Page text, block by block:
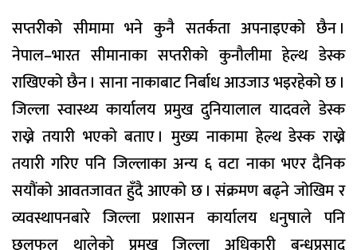
सप्तरीको सीमामा भने कुनै सतर्कता अपनाइएको छैन ।
नेपाल–भारत सीमानाका सप्तरीको कुनौलीमा हेल्थ डेस्क
राखिएको छैन । साना नाकाबाट निर्बाध आउजाउ भइरहेको छ ।
जिल्ला स्वास्थ्य कार्यालय प्रमुख दुनियालाल यादवले डेस्क
राख्ने तयारी भएको बताए । मुख्य नाकामा हेल्थ डेस्क राख्ने
तयारी गरिए पनि जिल्लाका अन्य ६ वटा नाका भएर दैनिक
सयौंको आवतजावत हुँदै आएको छ । संक्रमण बढ्ने जोखिम र
व्यवस्थापनबारे जिल्ला प्रशासन कार्यालय धनुषाले पनि